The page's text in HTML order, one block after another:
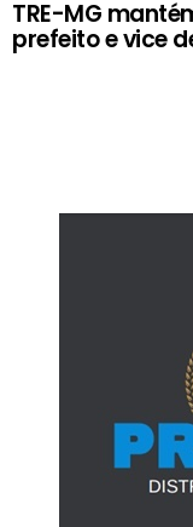
TRE-MG
prefeito e vice